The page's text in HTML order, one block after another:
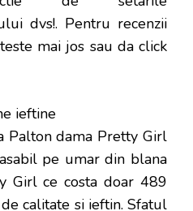
dvs!. Pentru recenzii
mai jos sau da click
Palton dama Pretty Girl
pe umar din blana
Girl ce costa doar 489
calitate si ieftin. Sfatul